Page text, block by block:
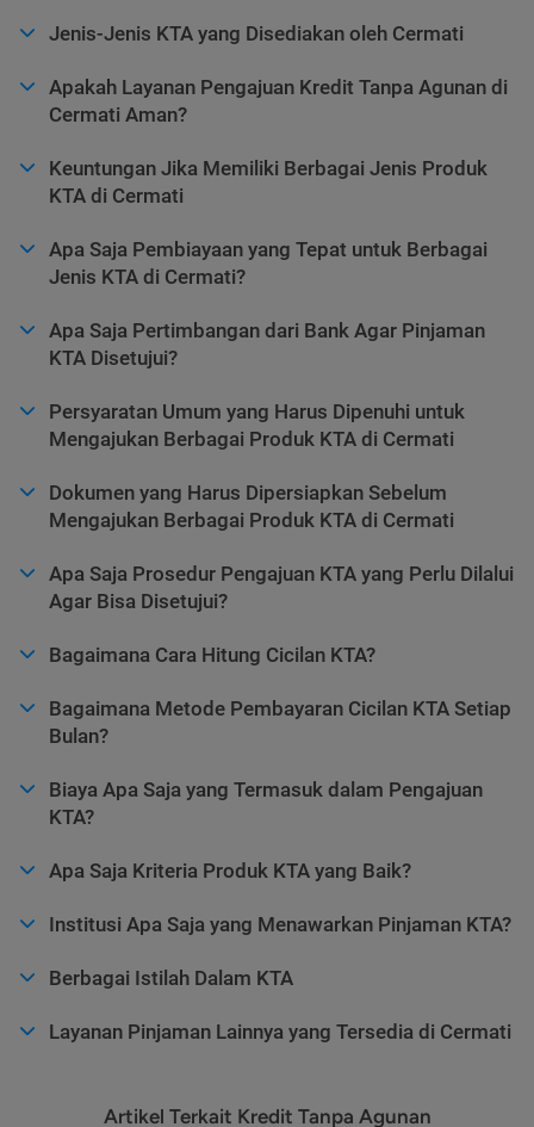
Jenis-Jenis KTA yang Disediakan oleh Cermati
Apakah Layanan Pengajuan Kredit Tanpa Agunan di
Cermati Aman?
Keuntungan Jika Memiliki Berbagai Jenis Produk
KTA di Cermati
Apa Saja Pembiayaan yang Tepat untuk Berbagai
Jenis KTA di Cermati?
Apa Saja Pertimbangan dari Bank Agar Pinjaman
KTA Disetujui?
Persyaratan Umum yang Harus Dipenuhi untuk
Mengajukan Berbagai Produk KTA di Cermati
Dokumen yang Harus Dipersiapkan Sebelum
Mengajukan Berbagai Produk KTA di Cermati
Apa Saja Prosedur Pengajuan KTA yang Perlu Dilalui
Agar Bisa Disetujui?
Bagaimana Cara Hitung Cicilan KTA?
Bagaimana Metode Pembayaran Cicilan KTA Setiap
Bulan?
Biaya Apa Saja yang Termasuk dalam Pengajuan
KTA?
Apa Saja Kriteria Produk KTA yang Baik?
Institusi Apa Saja yang Menawarkan Pinjaman KTA?
Berbagai Istilah Dalam KTA
Layanan Pinjaman Lainnya yang Tersedia di Cermati
Artikel Terkait Kredit Tanpa Agunan